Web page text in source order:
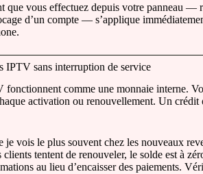
que vous effectuez depuis votre panneau —
d’un compte — s’applique
IPTV sans interruption de service
fonctionnent comme une monnaie interne.
activation ou renouvellement. Un
je vois le plus souvent chez les nouveaux
tentent de renouveler, le solde est à
au lieu d’encaisser des paiements.